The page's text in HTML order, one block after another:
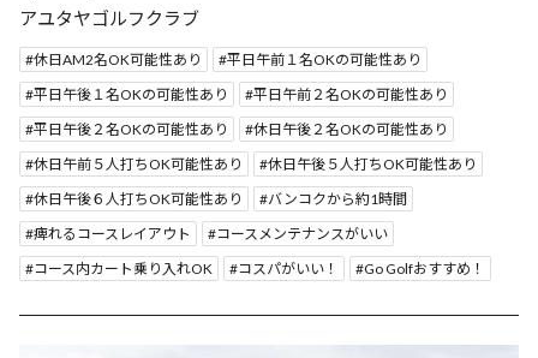
アユタヤゴルフクラブ
休日AM2名OK可能性あり
平日午前１名OKの可能性あり
平日午後１名OKの可能性あり
平日午前２名OKの可能性あり
平日午後２名OKの可能性あり
休日午後２名OKの可能性あり
休日午前５人打ちOK可能性あり
休日午後５人打ちOK可能性あり
休日午後６人打ちOK可能性あり
バンコクから約1時間
痺れるコースレイアウト
コースメンテナンスがいい
コース内カート乗り入れOK
コスパがいい！ Go Golfおすすめ！